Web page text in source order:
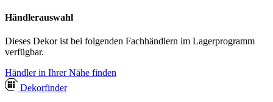
Händlerauswahl
Dieses Dekor ist bei folgenden Fachhändlern im Lagerprogramm
verfügbar.
Händler in Ihrer Nähe finden
Dekorfinder